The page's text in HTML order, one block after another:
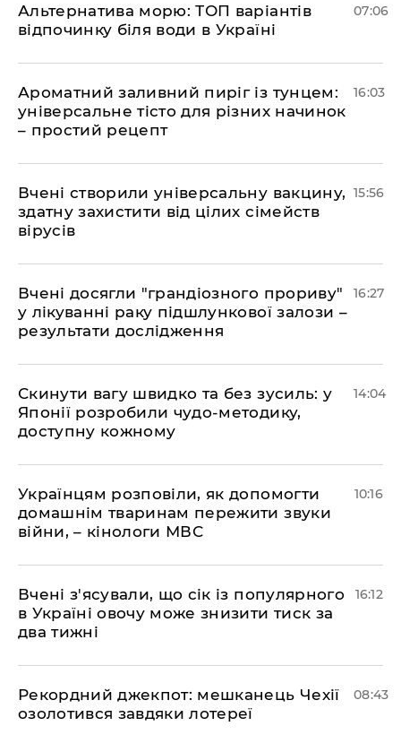
Альтернатива морю: ТОП варіантів
відпочинку біля води в Україні
07:06
Ароматний заливний пиріг із тунцем:
універсальне тісто для різних начинок
– простий рецепт
16:03
Вчені створили універсальну вакцину,
здатну захистити від цілих сімейств
вірусів
15:56
Вчені досягли "грандіозного прориву"
у лікуванні раку підшлункової залози –
результати дослідження
16:27
Скинути вагу швидко та без зусиль: у
Японії розробили чудо-методику,
доступну кожному
14:04
Українцям розповіли, як допомогти
домашнім тваринам пережити звуки
війни, – кінологи МВС
10:16
Вчені з'ясували, що сік із популярного
в Україні овочу може знизити тиск за
два тижні
16:12
Рекордний джекпот: мешканець Чехії
озолотився завдяки лотереї
08:43